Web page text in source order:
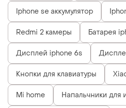
Iphone se аккумулятор
Redmi 2 камеры Батарея
Дисплей iphone 6s
Кнопки для клавиатуры
Mi home Напальчники для